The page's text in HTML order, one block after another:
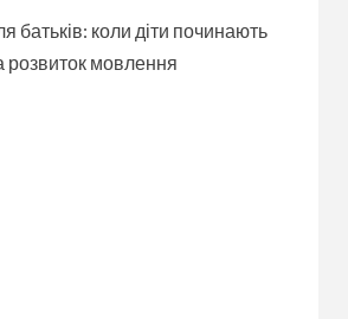
батьків: коли діти починають
розвиток мовлення